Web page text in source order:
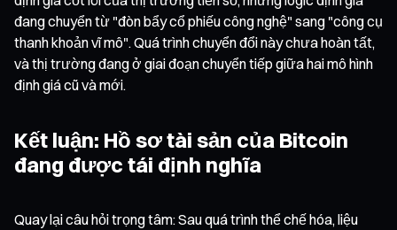
đang chuyển từ "đòn bẩy cổ phiếu công nghệ" sang "công cụ
thanh khoản vĩ mô". Quá trình chuyển đổi này chưa hoàn tất,
và thị trường đang ở giai đoạn chuyển tiếp giữa hai mô hình
định giá cũ và mới.
Kết luận: Hồ sơ tài sản của Bitcoin
đang được tái định nghĩa
Quay lại câu hỏi trọng tâm: Sau quá trình thể chế hóa, liệu